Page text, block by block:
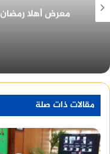
غرفة المنيا
مقالات ذات صلة